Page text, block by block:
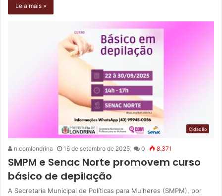
Leia mais »
Cidadão
n.comlondrina 16 de setembro de 2025 0 8.371
SMPM e Senac Norte promovem curso
básico de depilação
A Secretaria Municipal de Políticas para Mulheres (SMPM), por